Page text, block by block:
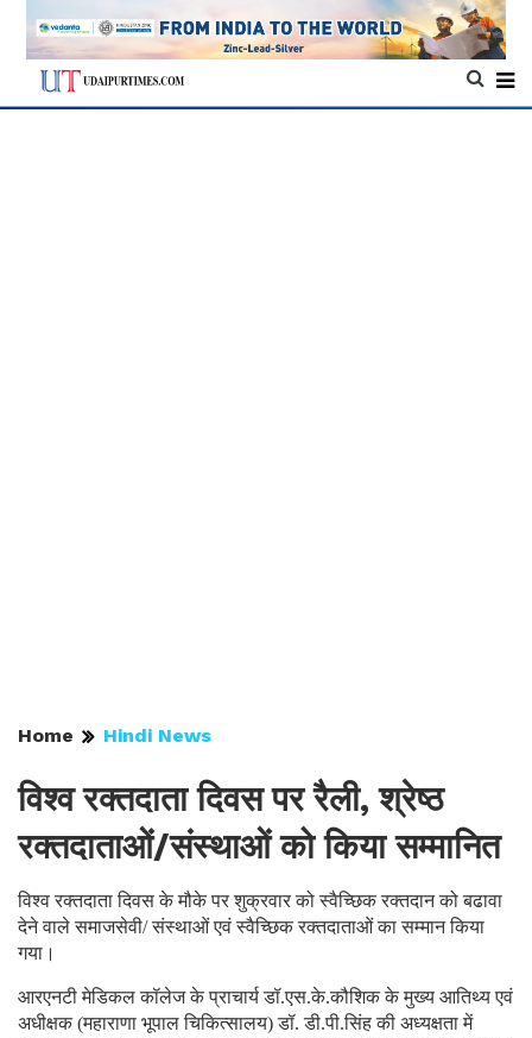
Home Hindi News
विश्व रक्तदाता दिवस पर रैली, श्रेष्ठ
रक्तदाताओं/संस्थाओं को किया सम्मानित
विश्व रक्तदाता दिवस के मौके पर शुक्रवार को स्वैच्छिक रक्तदान को बढावा
देने वाले समाजसेवी/ संस्थाओं एवं स्वैच्छिक रक्तदाताओं का सम्मान किया
गया।
आरएनटी मेडिकल कॉलेज के प्राचार्य डॉ.एस.के.कौशिक के मुख्य आतिथ्य एवं
अधीक्षक (महाराणा भूपाल चिकित्सालय) डॉ. डी.पी.सिंह की अध्यक्षता में